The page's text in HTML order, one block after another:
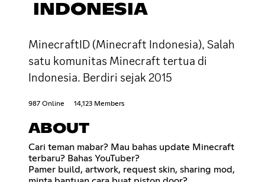
INDONESIA
MinecraftID (Minecraft Indonesia), Salah
satu komunitas Minecraft tertua di
Indonesia. Berdiri sejak 2015
987 Online 14,123 Members
ABOUT
Cari teman mabar? Mau bahas update Minecraft
terbaru? Bahas YouTuber?
Pamer build, artwork, request skin, sharing mod,